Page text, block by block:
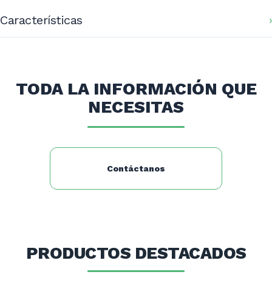
Características
TODA LA INFORMACIÓN QUE
NECESITAS
Contáctanos
PRODUCTOS DESTACADOS